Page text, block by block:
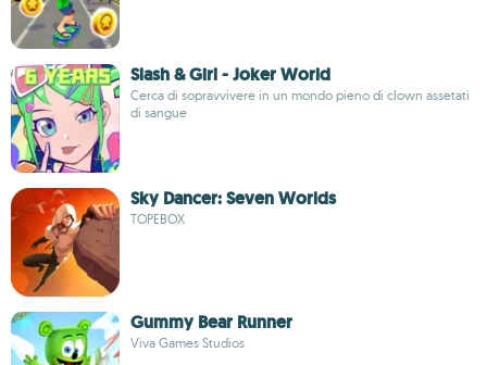
Slash & Girl - Joker World
Cerca di sopravvivere in un mondo pieno di clown assetati
di sangue
Sky Dancer: Seven Worlds
TOPEBOX
Gummy Bear Runner
Viva Games Studios